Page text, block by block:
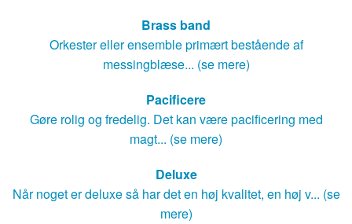
Brass band
Orkester eller ensemble primært bestående af
messingblæse... (se mere)
Pacificere
Gøre rolig og fredelig. Det kan være pacificering med
magt... (se mere)
Deluxe
Når noget er deluxe så har det en høj kvalitet, en høj v... (se
mere)